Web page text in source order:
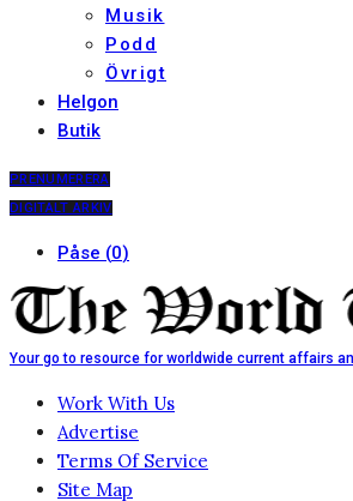
Musik
Podd
Övrigt
Helgon
Butik
PRENUMERERA
DIGITALT ARKIV
Påse (0)
Your go to resource for worldwide current affairs
Work With Us
Advertise
Terms Of Service
Site Map